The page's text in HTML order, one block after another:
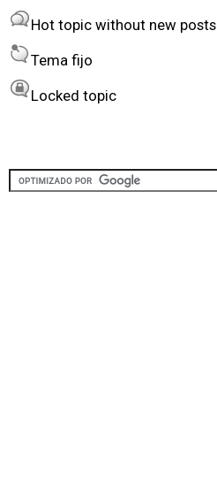
y
Hot topic without new posts
Tema fijo
Locked topic